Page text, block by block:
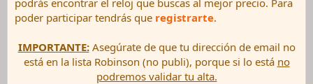
podrás encontrar el reloj que buscas al mejor precio. Para
poder participar tendrás que registrarte.
IMPORTANTE:Asegúrate de que tu dirección de email no
está en la lista Robinson (no publi), porque si lo está no
podremos validar tu alta.